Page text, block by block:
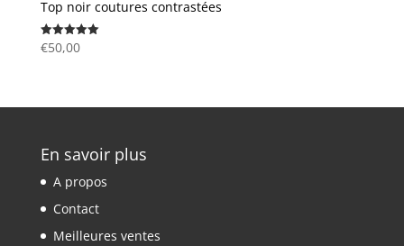
Top noir coutures contrastées
Note
5.00
€50,00
En savoir plus
A propos
Contact
Meilleures ventes